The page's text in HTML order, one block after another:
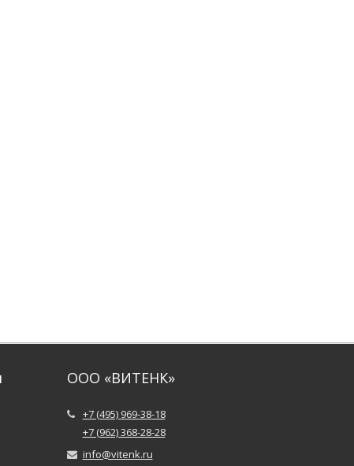
ООО «ВИТЕНК»
+7 (495) 969-38-18
+7 (962) 368-28-28
info@vitenk.ru